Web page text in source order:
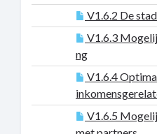
V1.6.2 De
V1.6.3
ng
V1.6.4
V1.6.5